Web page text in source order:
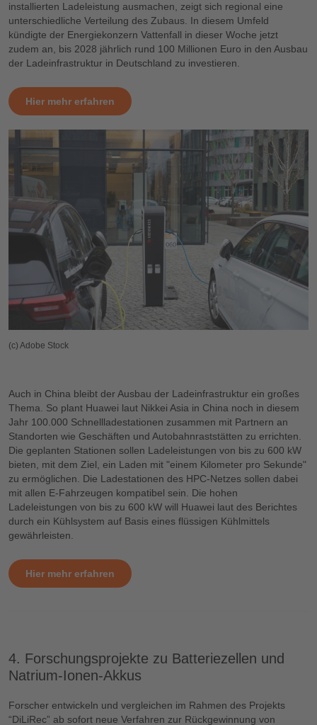
installierten Ladeleistung ausmachen, zeigt sich regional eine
unterschiedliche Verteilung des Zubaus. In diesem Umfeld
kündigte der Energiekonzern Vattenfall in dieser Woche jetzt
zudem an, bis 2028 jährlich rund 100 Millionen Euro in den Ausbau
der Ladeinfrastruktur in Deutschland zu investieren.
Hier mehr erfahren
(c) Adobe Stock
Auch in China bleibt der Ausbau der Ladeinfrastruktur ein großes
Thema. So plant Huawei laut Nikkei Asia in China noch in diesem
Jahr 100.000 Schnellladestationen zusammen mit Partnern an
Standorten wie Geschäften und Autobahnraststätten zu errichten.
Die geplanten Stationen sollen Ladeleistungen von bis zu 600 kW
bieten, mit dem Ziel, ein Laden mit "einem Kilometer pro Sekunde"
zu ermöglichen. Die Ladestationen des HPC-Netzes sollen dabei
mit allen E-Fahrzeugen kompatibel sein. Die hohen
Ladeleistungen von bis zu 600 kW will Huawei laut des Berichtes
durch ein Kühlsystem auf Basis eines flüssigen Kühlmittels
gewährleisten.
Hier mehr erfahren
4. Forschungsprojekte zu Batteriezellen und
Natrium-Ionen-Akkus
Forscher entwickeln und vergleichen im Rahmen des Projekts
“DiLiRec” ab sofort neue Verfahren zur Rückgewinnung von